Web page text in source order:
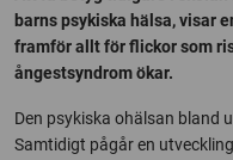
barns psykiska hälsa, visar
framför allt för flickor som
ångestsyndrom ökar.
Den psykiska ohälsan bland
Samtidigt pågår en